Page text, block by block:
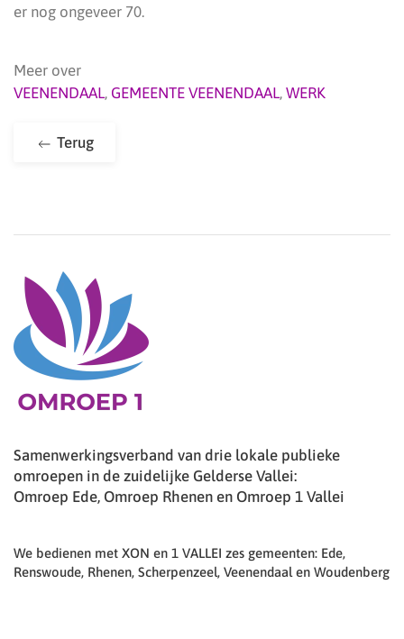
er nog ongeveer 70.
Meer over
VEENENDAAL, GEMEENTE VEENENDAAL, WERK
Terug
Samenwerkingsverband van drie lokale publieke
omroepen in de zuidelijke Gelderse Vallei:
Omroep Ede, Omroep Rhenen en Omroep 1 Vallei
We bedienen met XON en 1 VALLEI zes gemeenten: Ede,
Renswoude, Rhenen, Scherpenzeel, Veenendaal en Woudenberg